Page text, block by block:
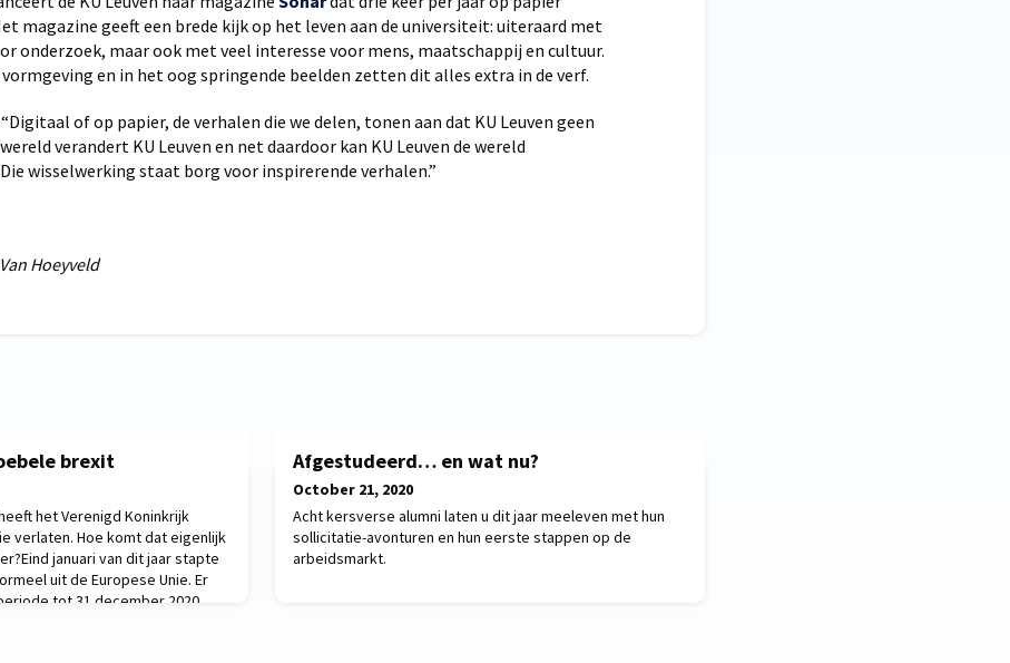
magazine geeft een brede kijk op het leven aan de universiteit: uiteraard met
onderzoek, maar ook met veel interesse voor mens, maatschappij en cultuur.
en in het oog springende beelden zetten dit alles extra in de verf.
of op papier, de verhalen die we delen, tonen aan dat KU Leuven geen
verandert KU Leuven en net daardoor kan KU Leuven de wereld
wisselwerking staat borg voor inspirerende verhalen.”
Hoeyveld
brexit
het Verenigd Koninkrijk
verlaten. Hoe komt dat eigenlijk
januari van dit jaar stapte
uit de Europese Unie. Er
tot 31 december 2020,
Afgestudeerd… en wat nu?
October 21, 2020
Acht kersverse alumni laten u dit jaar meeleven met hun
sollicitatie-avonturen en hun eerste stappen op de
arbeidsmarkt.